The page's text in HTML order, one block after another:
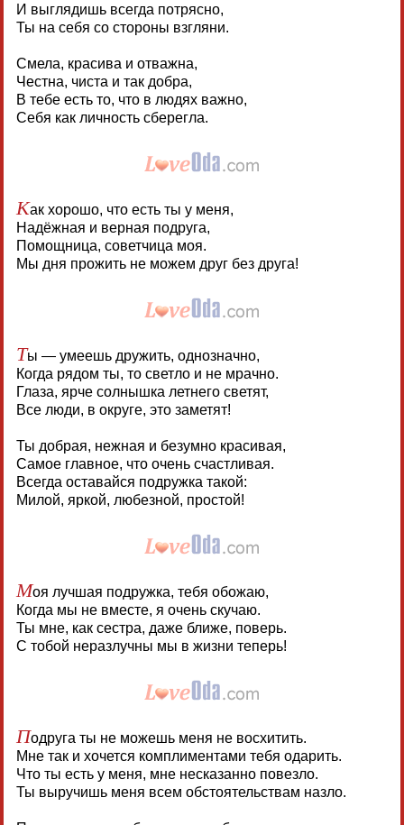
И выглядишь всегда потрясно,
Ты на себя со стороны взгляни.
Смела, красива и отважна,
Честна, чиста и так добра,
В тебе есть то, что в людях важно,
Себя как личность сберегла.
Как хорошо, что есть ты у меня,
Надёжная и верная подруга,
Помощница, советчица моя.
Мы дня прожить не можем друг без друга!
Ты — умеешь дружить, однозначно,
Когда рядом ты, то светло и не мрачно.
Глаза, ярче солнышка летнего светят,
Все люди, в округе, это заметят!
Ты добрая, нежная и безумно красивая,
Самое главное, что очень счастливая.
Всегда оставайся подружка такой:
Милой, яркой, любезной, простой!
Моя лучшая подружка, тебя обожаю,
Когда мы не вместе, я очень скучаю.
Ты мне, как сестра, даже ближе, поверь.
С тобой неразлучны мы в жизни теперь!
Подруга ты не можешь меня не восхитить.
Мне так и хочется комплиментами тебя одарить.
Что ты есть у меня, мне несказанно повезло.
Ты выручишь меня всем обстоятельствам назло.